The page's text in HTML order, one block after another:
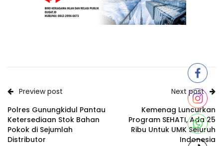
Preview post
Polres Gunungkidul Pantau
Ketersediaan Stok Bahan
Pokok di Sejumlah
Distributor
Next post
Kemenag Luncurkan
Program SEHATI, Ada 25
Ribu Untuk UMK Seluruh
Indonesia